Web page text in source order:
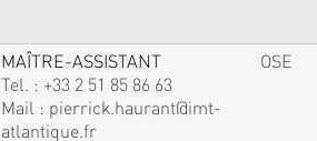
MAÎTRE-ASSISTANT
Tel. : +33 2 51 85 86 63
Mail : pierrick.haurant@imt-
atlantique.fr
OSE